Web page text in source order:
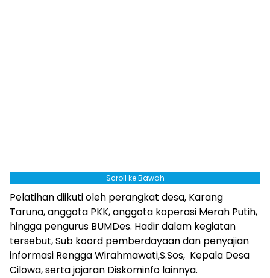
Scroll ke Bawah
Pelatihan diikuti oleh perangkat desa, Karang
Taruna, anggota PKK, anggota koperasi Merah Putih,
hingga pengurus BUMDes. Hadir dalam kegiatan
tersebut, Sub koord pemberdayaan dan penyajian
informasi Rengga Wirahmawati,S.Sos, Kepala Desa
Cilowa, serta jajaran Diskominfo lainnya.